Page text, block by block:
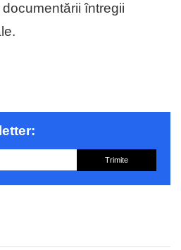
întregii
Trimite